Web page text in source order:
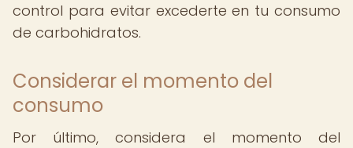
control para evitar excederte en tu consumo
de carbohidratos.
Considerar el momento del
consumo
Por último, considera el momento del